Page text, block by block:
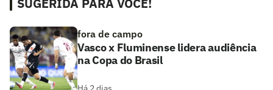
fora de campo
Vasco x Fluminense lidera audiência
na Copa do Brasil